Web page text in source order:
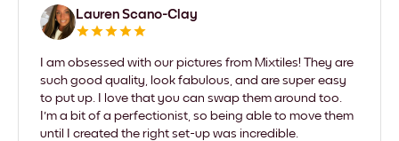
Lauren Scano-Clay
I am obsessed with our pictures from Mixtiles! They are
such good quality, look fabulous, and are super easy
to put up. I love that you can swap them around too.
I'm a bit of a perfectionist, so being able to move them
until I created the right set-up was incredible.